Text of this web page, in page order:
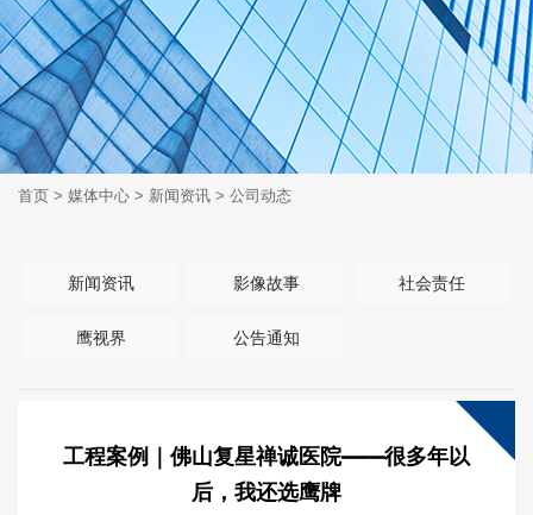
首页 > 媒体中心 > 新闻资讯 > 公司动态
新闻资讯 影像故事 社会责任
鹰视界 公告通知
工程案例｜佛山复星禅诚医院——很多年以
后，我还选鹰牌